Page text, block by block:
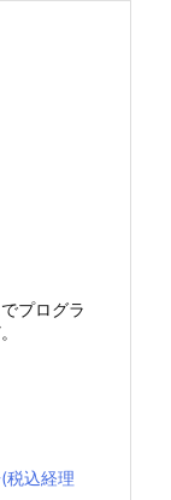
プログラ
税込経理